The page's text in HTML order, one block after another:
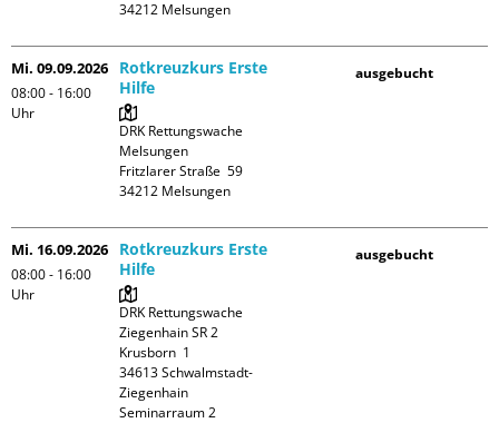
Mi. 09.09.2026
08:00 - 16:00
Uhr
Rotkreuzkurs Erste
Hilfe
DRK Rettungswache
Melsungen
Fritzlarer Straße  59
ausgebucht
Mi. 16.09.2026
08:00 - 16:00
Uhr
Rotkreuzkurs Erste
Hilfe
DRK Rettungswache
Ziegenhain SR 2
Krusborn  1
34613 Schwalmstadt-
Ziegenhain
Seminarraum 2
ausgebucht